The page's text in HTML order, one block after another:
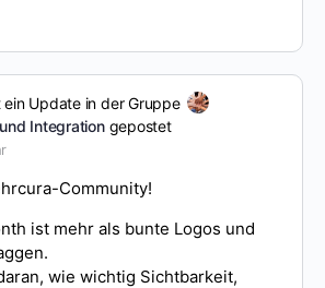
Update in der Gruppe
Integrationgepostet
Community!
ist mehr als bunte Logos und
wie wichtig Sichtbarkeit,